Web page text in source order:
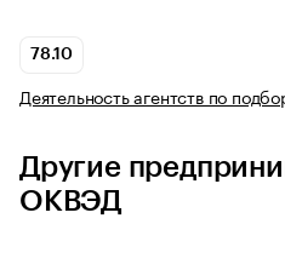
78.10
Деятельность агентств по
Другие
ОКВЭД